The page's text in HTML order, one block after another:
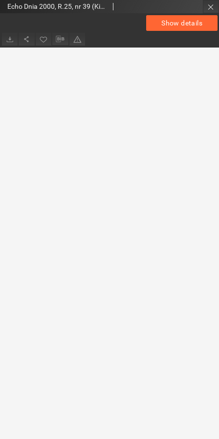
Show details
Echo Dnia 2000, R.25, nr 39 (Kieleckie)